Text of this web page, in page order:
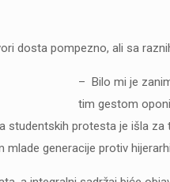
dosta pompezno, ali sa
–Bilo mi je
tim gestom
studentskih protesta je išla
mlade generacije protiv